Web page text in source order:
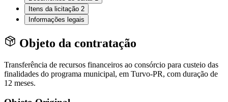
Itens da licitação 2
Informações legais
Objeto da contratação
Transferência de recursos financeiros ao consórcio para custeio das
finalidades do programa municipal, em Turvo-PR, com duração de
12 meses.